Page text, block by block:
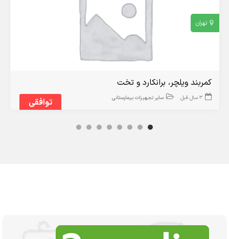
تهران
توافقی
کمربند ویلچر، برانکارد و تخت
3 سال قبل سایر تجهیزات بیمارستانی